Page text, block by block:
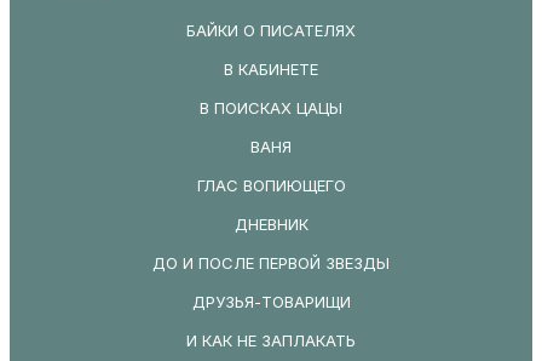
БАЙКИ О ПИСАТЕЛЯХ
В КАБИНЕТЕ
В ПОИСКАХ ЦАЦЫ
ВАНЯ
ГЛАС ВОПИЮЩЕГО
ДНЕВНИК
ДО И ПОСЛЕ ПЕРВОЙ ЗВЕЗДЫ
ДРУЗЬЯ-ТОВАРИЩИ
И КАК НЕ ЗАПЛАКАТЬ